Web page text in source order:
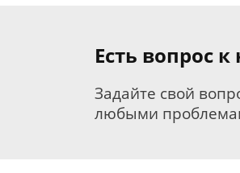
Есть вопрос
Задайте свой
любыми